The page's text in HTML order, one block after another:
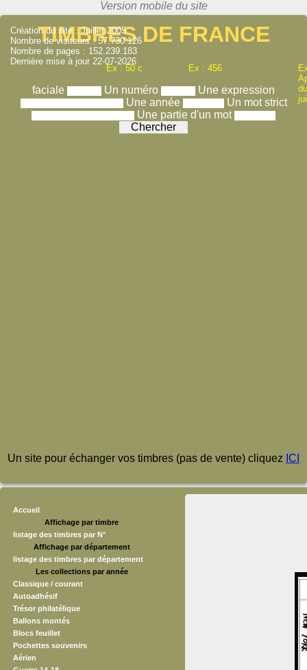
TIMBRES DE FRANCE
Ex : 50 c Ex : 456
faciale Un numéro
Une expression
Une année
Un mot strict
Une partie d'un mot
Création du site : Juillet 2005
Nombre de visiteurs : 57.730.126
Nombre de pages : 152.239.183
Dernière mise à jour 22-07-2026
Un site pour échanger vos timbres (pas de vente) cliquez ICI
Accueil
Affichage par timbre
listage des timbres par N°
Affichage par département
listage des timbres par département
Les collections par année
Classique / courant
Autoadhésif
Trésor philatélique
Ballons montés
Blocs feuillet
Pochettes souvenirs
Aérien